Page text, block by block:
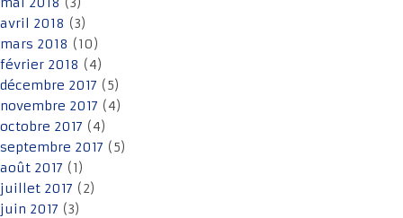
avril 2018 (3)
mars 2018 (10)
février 2018 (4)
décembre 2017 (5)
novembre 2017 (4)
octobre 2017 (4)
septembre 2017 (5)
août 2017 (1)
juillet 2017 (2)
juin 2017 (3)